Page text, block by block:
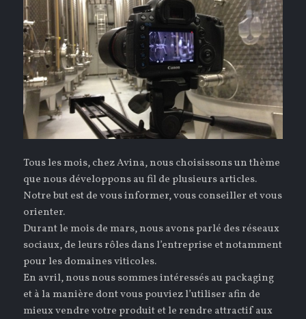
Tous les mois, chez Avina, nous choisissons un thème
que nous développons au fil de plusieurs articles.
Notre but est de vous informer, vous conseiller et vous
orienter.
Durant le mois de mars, nous avons parlé des réseaux
sociaux, de leurs rôles dans l’entreprise et notamment
pour les domaines viticoles.
En avril, nous nous sommes intéressés au packaging
et à la manière dont vous pouviez l’utiliser afin de
mieux vendre votre produit et le rendre attractif aux